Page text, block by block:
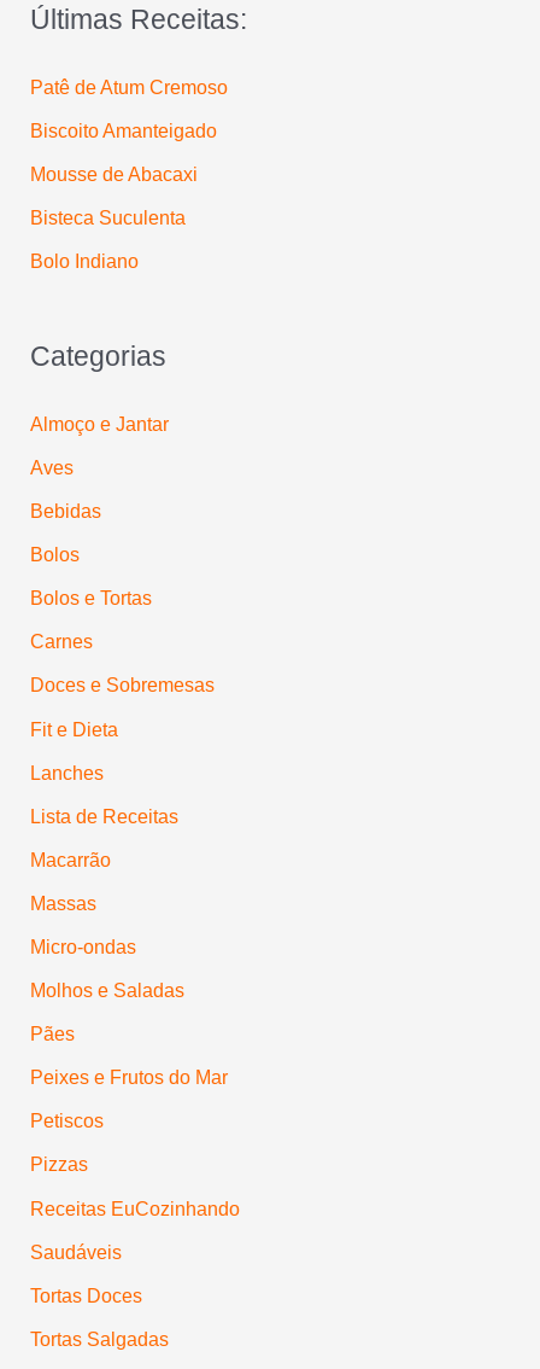
r
o
r
:
Últimas Receitas:
Patê de Atum Cremoso
Biscoito Amanteigado
Mousse de Abacaxi
Bisteca Suculenta
Bolo Indiano
Categorias
Almoço e Jantar
Aves
Bebidas
Bolos
Bolos e Tortas
Carnes
Doces e Sobremesas
Fit e Dieta
Lanches
Lista de Receitas
Macarrão
Massas
Micro-ondas
Molhos e Saladas
Pães
Peixes e Frutos do Mar
Petiscos
Pizzas
Receitas EuCozinhando
Saudáveis
Tortas Doces
Tortas Salgadas